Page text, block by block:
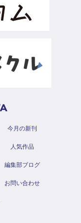
今月の新刊
人気作品
編集部ブログ
お問い合わせ